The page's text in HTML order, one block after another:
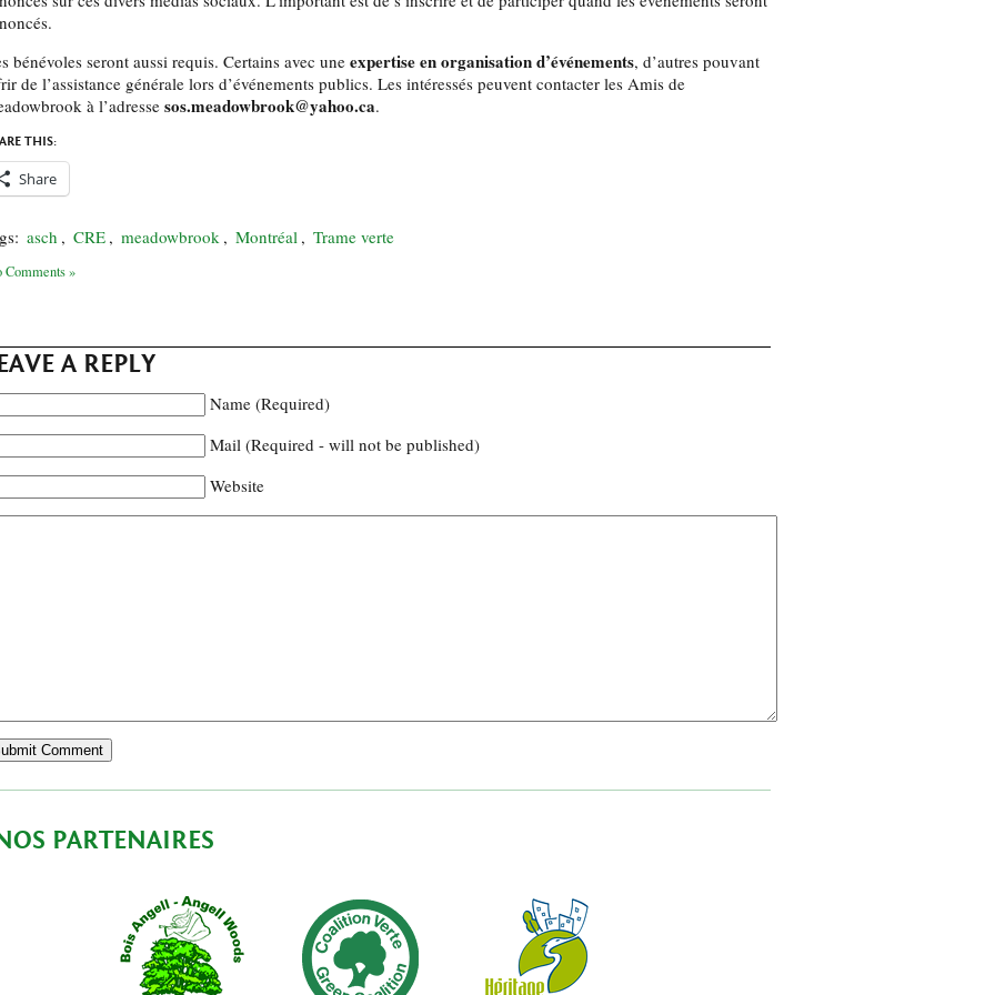
bénévoles seront aussi requis. Certains avec une expertise en organisation d’événements, d’autres pouvant
de l’assistance générale lors d’événements publics. Les intéressés peuvent contacter les Amis de
à l’adresse sos.meadowbrook@yahoo.ca.
THIS:
Share
asch , CRE , meadowbrook , Montréal , Trame verte
Comments »
A REPLY
Name (Required)
Mail (Required - will not be published)
Website
PARTENAIRES